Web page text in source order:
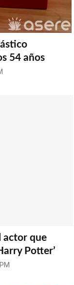
54 años
actor que
Potter’